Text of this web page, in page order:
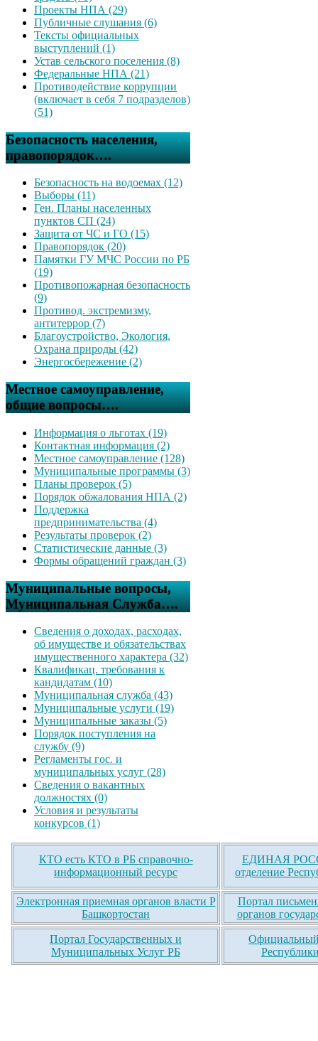
Проекты НПА (29)
Публичные слушания (6)
Тексты официальных
выступлений (1)
Устав сельского поселения (8)
Федеральные НПА (21)
Противодействие коррупции
(включает в себя 7 подразделов)
(51)
Безопасность населения,
правопорядок….
Безопасность на водоемах (12)
Выборы (11)
Ген. Планы населенных
пунктов СП (24)
Защита от ЧС и ГО (15)
Правопорядок (20)
Памятки ГУ МЧС России по РБ
(19)
Противопожарная безопасность
(9)
Противод. экстремизму,
антитеррор (7)
Благоустройство, Экология,
Охрана природы (42)
Энергосбережение (2)
Местное самоуправление,
общие вопросы….
Информация о льготах (19)
Контактная информация (2)
Местное самоуправление (128)
Муниципальные программы (3)
Планы проверок (5)
Порядок обжалования НПА (2)
Поддержка
предпринимательства (4)
Результаты проверок (2)
Статистические данные (3)
Формы обращений граждан (3)
Муниципальные вопросы,
Муниципальная Служба….
Сведения о доходах, расходах,
об имуществе и обязательствах
имущественного характера (32)
Квалификац. требования к
кандидатам (10)
Муниципальная служба (43)
Муниципальные услуги (19)
Муниципальные заказы (5)
Порядок поступления на
службу (9)
Регламенты гос. и
муниципальных услуг (28)
Сведения о вакантных
должностях (0)
Условия и результаты
конкурсов (1)
КТО есть КТО в РБ справочно-
информационный ресурс
ЕДИНАЯ
отделение
Электронная приемная органов власти Р
Башкортостан
Портал
органов
Портал Государственных и
Муниципальных Услуг РБ
Официальный